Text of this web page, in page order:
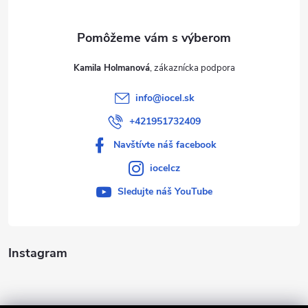
Instagram
Kamila Holmanová
info@iocel.sk
+421951732409
Navštívte náš facebook
iocelcz
Sledujte náš YouTube